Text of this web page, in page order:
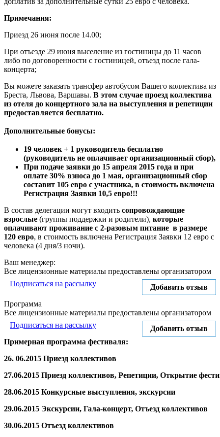
Примечания:
Приезд 26 июня после 14.00;
При отъезде 29 июня выселение из гостиницы до 11 часов
либо по договоренности с гостиницей, отъезд после гала-
концерта;
Вы можете заказать трансфер автобусом Вашего коллектива из
Бреста, Львова, Варшавы. В этом случае проезд коллектива
из отеля до концертного зала на выступления и репетиции
предоставляется бесплатно.
Дополнительные бонусы:
19 человек + 1 руководитель бесплатно
(руководитель не оплачивает организационный сбор),
При подаче заявки до 15 апреля 2015 года и при
оплате 30% взноса до 1 мая, организационный сбор
составит 105 евро с участника, в стоимость включена
Регистрация Заявки 10,5 евро!!!
В состав делегации могут входить сопровождающие
взрослые (группы поддержки и родители), которые
оплачивают проживание с 2-разовым питание в размере
120 евро, в стоимость включена Регистрация Заявки 12 евро с
человека (4 дня/3 ночи).
Ваш менеджер:
Все лицензионные материалы предоставлены организатором
Добавить отзыв
Подписаться на рассылку
Программа
Все лицензионные материалы предоставлены организатором
Добавить отзыв
Подписаться на рассылку
Примерная программа фестиваля:
26. 06.2015 Приезд коллективов
27.06.2015 Приезд коллективов, Репетиции, Открытие
28.06.2015 Конкурсные выступления, экскурсии
29.06.2015 Экскурсии, Гала-концерт, Отъезд коллективов
30.06.2015 Отъезд коллективов